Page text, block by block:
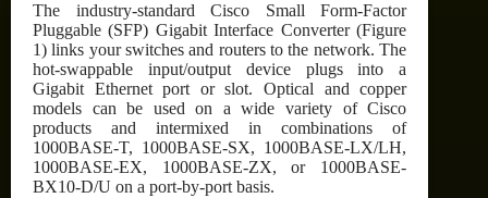
The industry-standard Cisco Small Form-Factor
Pluggable (SFP) Gigabit Interface Converter (Figure
1) links your switches and routers to the network. The
hot-swappable input/output device plugs into a
Gigabit Ethernet port or slot. Optical and copper
models can be used on a wide variety of Cisco
products and intermixed in combinations of
1000BASE-T, 1000BASE-SX, 1000BASE-LX/LH,
1000BASE-EX, 1000BASE-ZX, or 1000BASE-
BX10-D/U on a port-by-port basis.